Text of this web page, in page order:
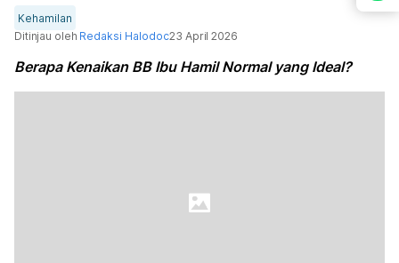
Kehamilan
Ditinjau oleh Redaksi Halodoc23 April 2026
Berapa Kenaikan BB Ibu Hamil Normal yang Ideal?